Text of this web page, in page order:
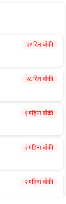
२१ दिन बाँकी
२८ दिन बाँकी
१ महिना बाँकी
२ महिना बाँकी
२ महिना बाँकी